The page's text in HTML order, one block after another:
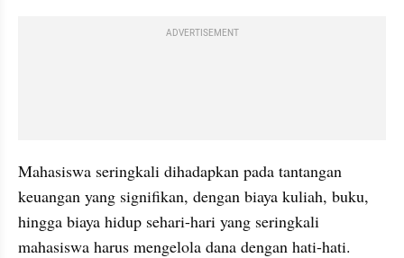
ADVERTISEMENT
Mahasiswa seringkali dihadapkan pada tantangan
keuangan yang signifikan, dengan biaya kuliah, buku,
hingga biaya hidup sehari-hari yang seringkali
mahasiswa harus mengelola dana dengan hati-hati.